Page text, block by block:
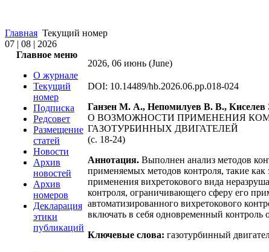
Главная Текущий номер
07 | 08 | 2026
Главное меню
О журнале
Текущий
номер
Подписка
Редсовет
Размещение
статей
Новости
Архив
новостей
Архив
номеров
Декларация
этики
публикаций
2026, 06 июнь (June)
DOI: 10.14489/hb.2026.06.pp.018-024
Ганзен М. А., Непомилуев В. В., Киселев
О ВОЗМОЖНОСТИ ПРИМЕНЕНИЯ
ГАЗОТУРБИННЫХ ДВИГАТЕЛЕЙ
(с. 18-24)
Аннотация. Выполнен анализ методов
применяемых методов контроля, такие
применения вихретокового вида
контроля, ограничивающего сферу его
автоматизированного вихретокового
включать в себя одновременный
Ключевые слова: газотурбинный